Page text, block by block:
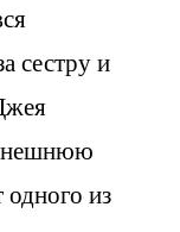
сестру и
из